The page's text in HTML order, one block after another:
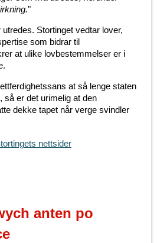
"
Stortinget vedtar lover,
som bidrar til
at ulike lovbestemmelser er i
at så lenge staten
så er det urimelig at den
dekke tapet når verge svindler
nettsider
anten po